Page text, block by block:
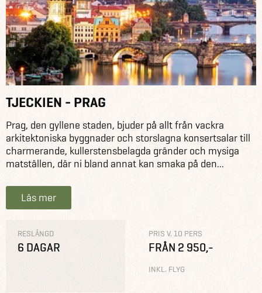
TJECKIEN - PRAG
Prag, den gyllene staden, bjuder på allt från vackra
arkitektoniska byggnader och storslagna konsertsalar till
charmerande, kullerstensbelagda gränder och mysiga
matställen, där ni bland annat kan smaka på den...
Läs mer
RESLÄNGD
6 DAGAR
PRIS V. 10 PERS
FRÅN 2 950,-
INKL. FLYG